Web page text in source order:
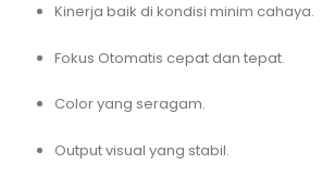
Kinerja baik di kondisi minim cahaya.
Fokus Otomatis cepat dan tepat.
Color yang seragam.
Output visual yang stabil.